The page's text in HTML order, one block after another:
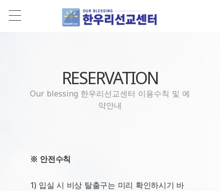
RESERVATION
Our blessing 한우리선교센터 이용수칙 및 예
약안내
※ 안전수칙
1) 입실 시 비상 탈출구는 미리 확인하시기 바